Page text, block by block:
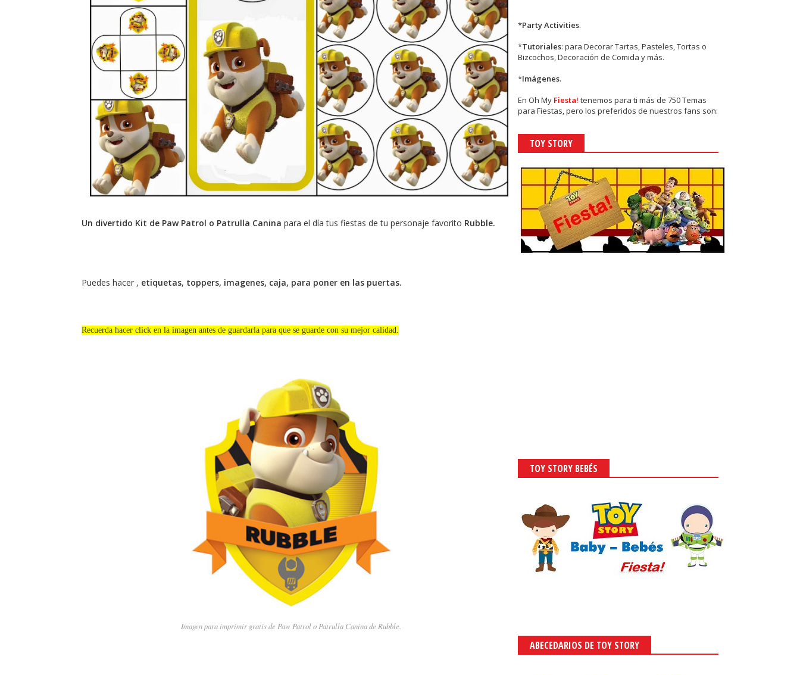
Un divertido Kit de Paw Patrol o Patrulla Canina para el día tus fiestas de tu personaje favorito Rubble.
Puedes hacer , etiquetas, toppers, imagenes, caja, para poner en las puertas.
Recuerda hacer click en la imagen antes de guardarla para que se guarde con su mejor calidad.
Imagen para imprimir gratis de Paw Patrol o Patrulla Canina de Rubble.
*Party Activities.
*Tutoriales: para Decorar Tartas, Pasteles, Tortas o
Bizcochos, Decoración de Comida y más.
*Imágenes.
EnOh My Fiesta! tenemos para ti más de 750 Temas
para Fiestas, pero los preferidos de nuestros fans son:
TOY STORY
TOY STORY BEBÉS
ABECEDARIOS DE TOY STORY